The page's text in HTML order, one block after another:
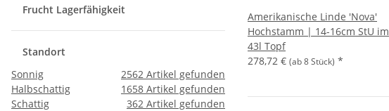
Amerikanische Linde 'Nova'
Hochstamm | 14-16cm StU im
43l Topf
278,72 € (ab 8 Stück) *
Frucht Lagerfähigkeit
Standort
Sonnig
2562 Artikel gefunden
Halbschattig
1658 Artikel gefunden
Schattig
362 Artikel gefunden